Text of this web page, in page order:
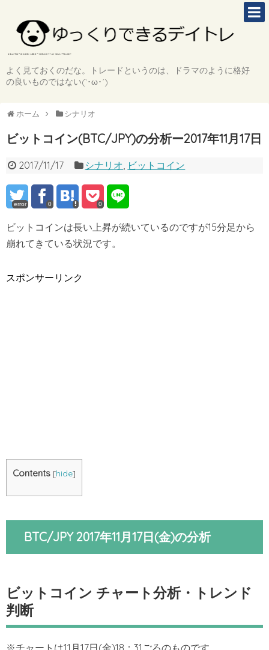
よく見ておくのだな。トレードというのは、ドラマのように格好
の良いものではない(`･ω･´)
ホーム シナリオ
ビットコイン(BTC/JPY)の分析ー2017年11月17日
2017/11/17 シナリオ ビットコイン
error 0 0
ビットコインは長い上昇が続いているのですが15分足から
崩れてきている状況です。
スポンサーリンク
Contents [hide]
BTC/JPY 2017年11月17日(金)の分析
ビットコイン チャート分析・トレンド
判断
※チャートは11月17日(金)18：31ごろのものです。